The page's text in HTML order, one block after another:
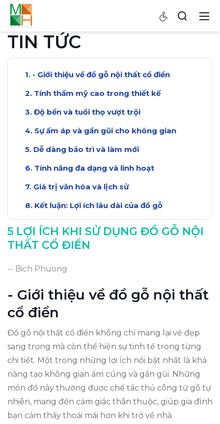
TIN TỨC
- Giới thiệu về đồ gỗ nội thất cổ điển
Tính thẩm mỹ cao trong thiết kế
Độ bền và tuổi thọ vượt trội
Sự ấm áp và gần gũi cho không gian
Dễ dàng bảo trì và làm mới
Tính năng đa dạng và linh hoạt
Giá trị văn hóa và lịch sử
Kết luận: Lợi ích lâu dài của đồ gỗ
5 LỢI ÍCH KHI SỬ DỤNG ĐỒ GỖ NỘI
THẤT CỔ ĐIỂN
-- Bich Phuong
- Giới thiệu về đồ gỗ nội thất
cổ điển
Đồ gỗ nội thất cổ điển không chỉ mang lại vẻ đẹp
sang trọng mà còn thể hiện sự tinh tế trong từng
chi tiết. Một trong những lợi ích nổi bật nhất là khả
năng tạo không gian ấm cúng và gần gũi. Những
món đồ này thường được chế tác thủ công từ gỗ tự
nhiên, mang đến cảm giác thân thuộc, giúp gia đình
bạn cảm thấy thoải mái hơn khi trở về nhà.